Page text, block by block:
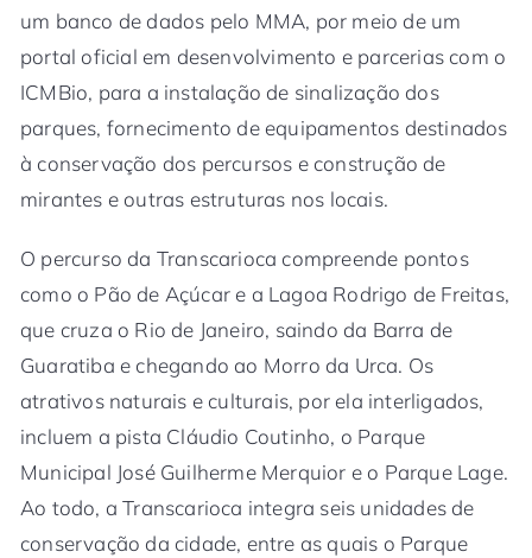
um banco de dados pelo MMA, por meio de um
portal oficial em desenvolvimento e parcerias com o
ICMBio, para a instalação de sinalização dos
parques, fornecimento de equipamentos destinados
à conservação dos percursos e construção de
mirantes e outras estruturas nos locais.
O percurso da Transcarioca compreende pontos
como o Pão de Açúcar e a Lagoa Rodrigo de Freitas,
que cruza o Rio de Janeiro, saindo da Barra de
Guaratiba e chegando ao Morro da Urca. Os
atrativos naturais e culturais, por ela interligados,
incluem a pista Cláudio Coutinho, o Parque
Municipal José Guilherme Merquior e o Parque Lage.
Ao todo, a Transcarioca integra seis unidades de
conservação da cidade, entre as quais o Parque